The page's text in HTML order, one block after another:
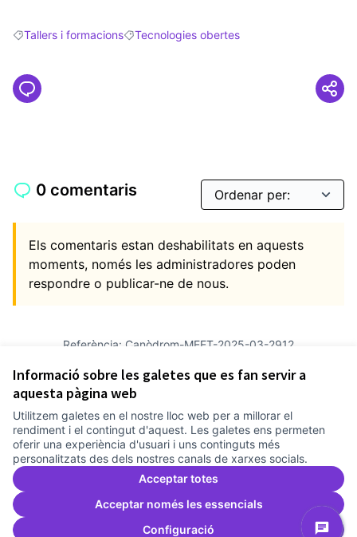
Informació sobre les galetes que es fan servir a
aquesta pàgina web
Utilitzem galetes en el nostre lloc web per a millorar el
rendiment i el contingut d'aquest. Les galetes ens permeten
oferir una experiència d'usuari i uns continguts més
personalitzats des dels nostres canals de xarxes socials.
Acceptar totes
Acceptar només les essencials
Configuració
Resultats en filtrar per: Tallers i formacions
Tallers i formacionsResultats en filtrar per: Tecnologies obertes
Tecnologies obertes
0 comentaris
Els comentaris estan deshabilitats en aquests
moments, només les administradores poden
respondre o publicar-ne de nous.
Referència: Canòdrom-MEET-2025-03-2912
Afegir al calendari
Termes i condicions d'ús
Configuració de les galetes
Comunitat Canòdrom a Facebook
(Link externo)
Comunitat Canòdrom a Instagram
(Link externo)
Comunitat Canòdrom a YouTube
(Link externo)
Català
Triar la llengua Elegir el idiomaChoose language
(Link externo)